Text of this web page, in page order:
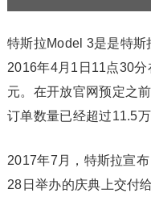
特斯拉Model 3是是特
2016年4月1日11点30
元。在开放官网预定之
订单数量已经超过11.5万
2017年7月，特斯拉宣
28日举办的庆典上交付给